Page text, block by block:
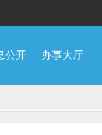
公开 办事大厅